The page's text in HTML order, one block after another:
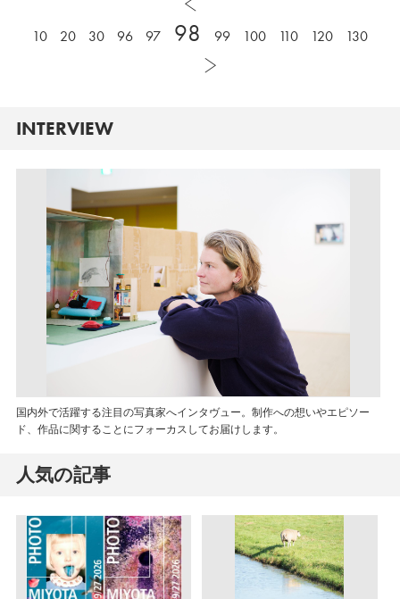
10 20 30 96 97 98 99 100 110 120 130
INTERVIEW
国内外で活躍する注目の写真家へインタヴュー。制作への想いやエピソー
ド、作品に関することにフォーカスしてお届けします。
人気の記事